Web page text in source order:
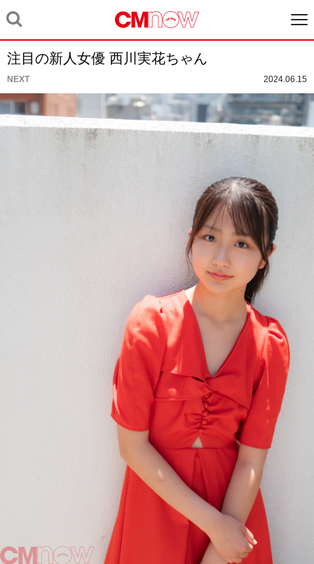
注目の新人女優 西川実花ちゃん
NEXT 2024.06.15